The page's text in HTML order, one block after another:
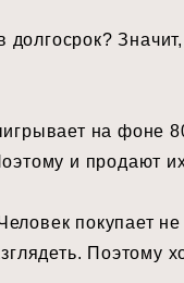
долгосрок?
на фоне
и продают
покупает
Поэтому